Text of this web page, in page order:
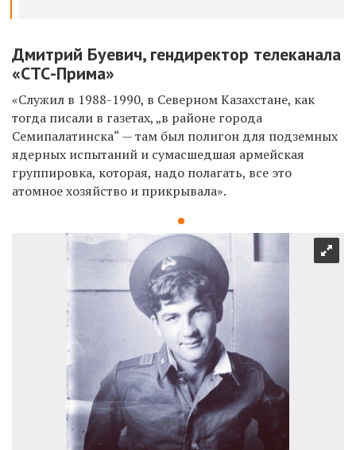
Дмитрий Буевич, гендиректор телеканала
«СТС-Прима»
«Служил в 1988-1990, в Северном Казахстане, как
тогда писали в газетах, „в районе города
Семипалатинска“ — там был полигон для подземных
ядерных испытаний и сумасшедшая армейская
группировка, которая, надо полагать, все это
атомное хозяйство и прикрывала».